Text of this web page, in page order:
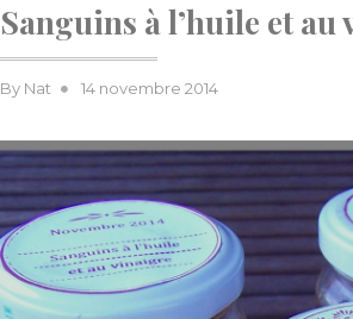
Sanguins à l’huile et au
By Nat
Posted
14 novembre 2014